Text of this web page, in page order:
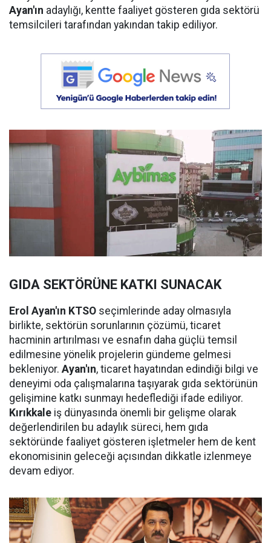
Ayan'ın adaylığı, kentte faaliyet gösteren gıda sektörü
temsilcileri tarafından yakından takip ediliyor.
GIDA SEKTÖRÜNE KATKI SUNACAK
Erol Ayan'ın KTSO seçimlerinde aday olmasıyla
birlikte, sektörün sorunlarının çözümü, ticaret
hacminin artırılması ve esnafın daha güçlü temsil
edilmesine yönelik projelerin gündeme gelmesi
bekleniyor. Ayan'ın, ticaret hayatından edindiği bilgi ve
deneyimi oda çalışmalarına taşıyarak gıda sektörünün
gelişimine katkı sunmayı hedeflediği ifade ediliyor.
Kırıkkale iş dünyasında önemli bir gelişme olarak
değerlendirilen bu adaylık süreci, hem gıda
sektöründe faaliyet gösteren işletmeler hem de kent
ekonomisinin geleceği açısından dikkatle izlenmeye
devam ediyor.